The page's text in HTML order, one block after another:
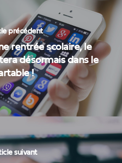
précédent
rentrée scolaire, le
désormais dans le
!
suivant